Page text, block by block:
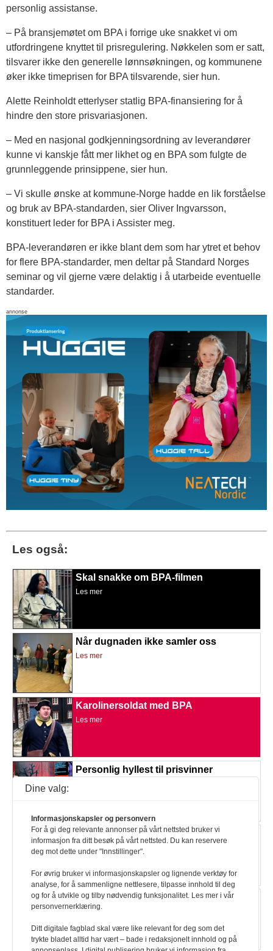
personlig assistanse.
– På bransjemøtet om BPA i forrige uke snakket vi om
utfordringene knyttet til prisregulering. Nøkkelen som er satt,
tilsvarer ikke den generelle lønnsøkningen, og kommunene
øker ikke timeprisen for BPA tilsvarende, sier hun.
Alette Reinholdt etterlyser statlig BPA-finansiering for å
hindre den store prisvariasjonen.
– Med en nasjonal godkjenningsordning av leverandører
kunne vi kanskje fått mer likhet og en BPA som fulgte de
grunnleggende prinsippene, sier hun.
– Vi skulle ønske at kommune-Norge hadde en lik forståelse
og bruk av BPA-standarden, sier Oliver Ingvarsson,
konstituert leder for BPA i Assister meg.
BPA-leverandøren er ikke blant dem som har ytret et behov
for flere BPA-standarder, men deltar på Standard Norges
seminar og vil gjerne være delaktig i å utarbeide eventuelle
standarder.
annonse
Les også:
Skal snakke om BPA-filmen
Les mer
Når dugnaden ikke samler oss
Les mer
Karolinersoldat med BPA
Les mer
Personlig hyllest til prisvinner
I paraden for første gang
Les mer
– Det begynner nå
Les mer
Dine valg:
Informasjonskapsler og personvern
For å gi deg relevante annonser på vårt nettsted bruker vi
informasjon fra ditt besøk på vårt nettsted. Du kan reservere
deg mot dette under "Innstillinger".
For øvrig bruker vi informasjonskapsler og lignende verktøy for
analyse, for å sammenligne nettlesere, tilpasse innhold til deg
og for å utvikle og tilby nødvendig funksjonalitet. Les mer i vår
personvernerklæring.
Ditt digitale fagblad skal være like relevant for deg som det
trykte bladet alltid har vært – bade i redaksjonelt innhold og på